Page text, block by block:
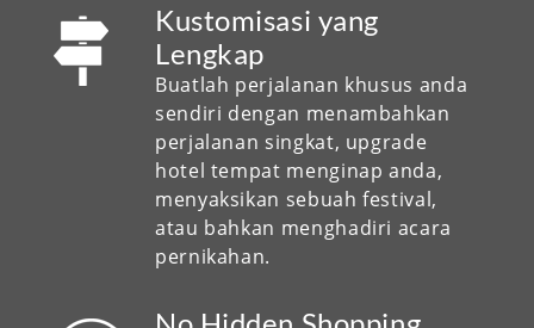
Kustomisasi yang
Lengkap
Buatlah perjalanan khusus anda
sendiri dengan menambahkan
perjalanan singkat, upgrade
hotel tempat menginap anda,
menyaksikan sebuah festival,
atau bahkan menghadiri acara
pernikahan.